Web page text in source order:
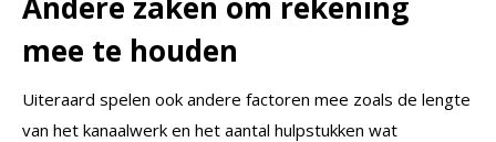
mee te houden
Uiteraard spelen ook andere factoren mee zoals de lengte
van het kanaalwerk en het aantal hulpstukken wat